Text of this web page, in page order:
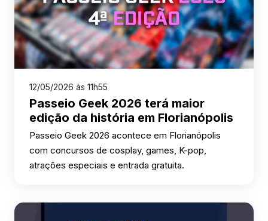
12/05/2026 às 11h55
Passeio Geek 2026 terá maior
edição da história em Florianópolis
Passeio Geek 2026 acontece em Florianópolis
com concursos de cosplay, games, K-pop,
atrações especiais e entrada gratuita.